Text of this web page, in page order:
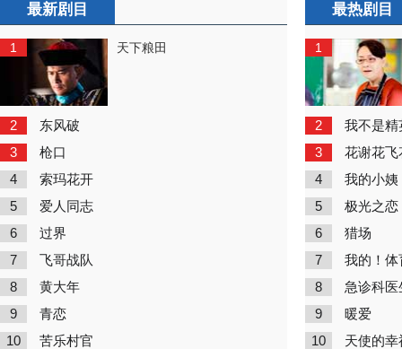
最新剧目
1 天下粮田
2 东风破
3 枪口
4 索玛花开
5 爱人同志
6 过界
7 飞哥战队
8 黄大年
9 青恋
10 苦乐村官
最热剧目
1
2 我不是精
3 花谢花飞
4 我的小姨
5 极光之恋
6 猎场
7 我的！体
8 急诊科医
9 暖爱
10 天使的幸